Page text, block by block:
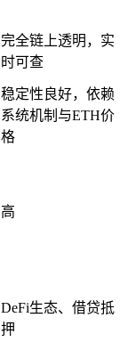
完全链上透明，实
时可查
稳定性良好，依赖
系统机制与ETH价
格
高
DeFi生态、借贷抵
押